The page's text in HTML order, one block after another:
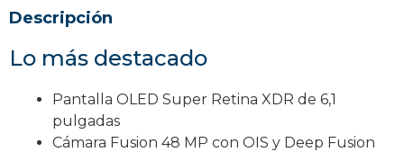
Descripción
Lo más destacado
Pantalla OLED Super Retina XDR de 6,1
pulgadas
Cámara Fusion 48 MP con OIS y Deep Fusion